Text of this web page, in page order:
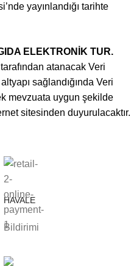
yayınlandığı tarihte
ELEKTRONİK TUR.
tarafından atanacak Veri
sağlandığında Veri
mevzuata uygun şekilde
sitesinden duyurulacaktır.
HAVALE
Bildirimi